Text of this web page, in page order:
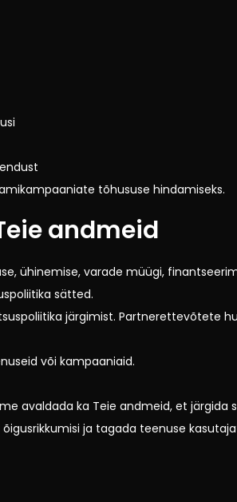
tõhususe hindamiseks.
andmeid
ühinemise, varade müügi,
sätted.
järgimist. Partnerettevõtete
või kampaaniaid.
avaldada ka Teie andmeid, et
ja tagada teenuse